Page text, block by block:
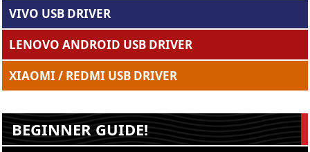
VIVO USB DRIVER
LENOVO ANDROID USB DRIVER
XIAOMI / REDMI USB DRIVER
BEGINNER GUIDE!